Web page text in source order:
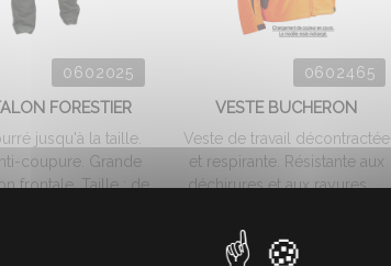
0602025
FORESTIER
jusqu'à la taille.
coupure. Grande
frontale. Taille : de
0602465
VESTE BUCHERON
Veste de travail décontractée
et respirante. Résistante aux
déchirures et aux rayures. ...